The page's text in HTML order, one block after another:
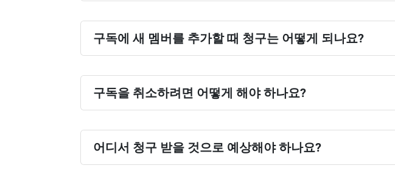
구독에 새 멤버를 추가할 때 청구는 어떻게 되나요?
계정에 로그인하여
구독을 취소하려면 어떻게 해야 하나요?
어디서 청구 받을 것으로 예상해야 하나요?